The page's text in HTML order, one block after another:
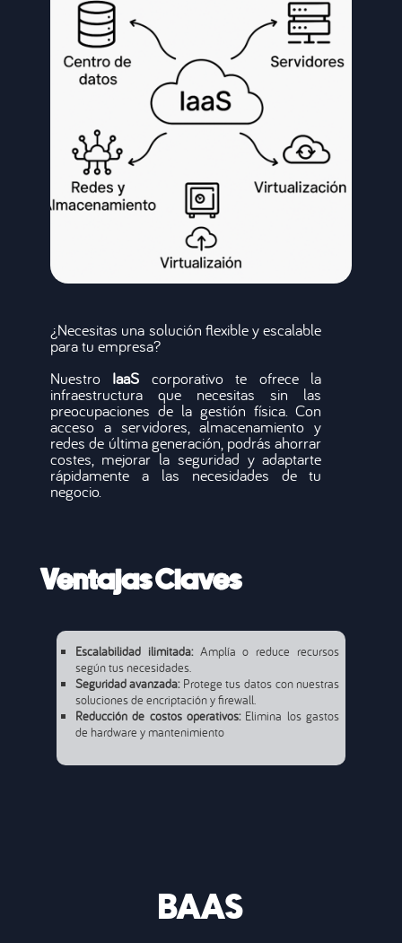
¿Necesitas una solución flexible y escalable
para tu empresa?
Nuestro IaaS corporativo te ofrece la
infraestructura que necesitas sin las
preocupaciones de la gestión física. Con
acceso a servidores, almacenamiento y
redes de última generación, podrás ahorrar
costes, mejorar la seguridad y adaptarte
rápidamente a las necesidades de tu
negocio.
Ventajas Claves
Escalabilidad ilimitada: Amplía o reduce recursos
según tus necesidades.
Seguridad avanzada: Protege tus datos con nuestras
soluciones de encriptación y firewall.
Reducción de costos operativos: Elimina los gastos
de hardware y mantenimiento
BAAS